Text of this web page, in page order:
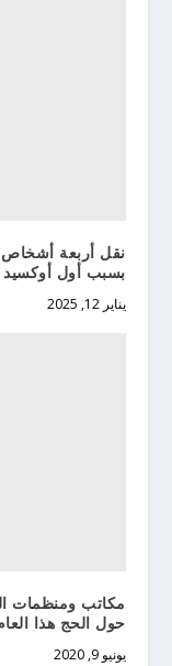
نقل أربعة
بسبب أول أوكسيد
يناير 12, 2025
مكاتب ومنظمات
حول الحج هذا
يونيو 9, 2020